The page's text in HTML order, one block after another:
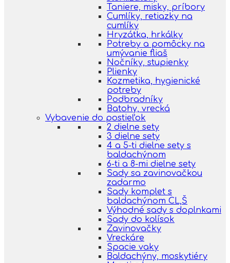
Taniere, misky, príbory
Cumlíky, retiazky na
cumlíky
Hryzátka, hrkálky
Potreby a pomôcky na
umývanie fliaš
Nočníky, stupienky
Plienky
Kozmetika, hygienické
potreby
Podbradníky
Batohy, vrecká
Vybavenie do postieľok
2 dielne sety
3 dielne sety
4 a 5-ti dielne sety s
baldachýnom
6-ti a 8-mi dielne sety
Sady sa zavinovačkou
zadarmo
Sady komplet s
baldachýnom CL,Š
Výhodné sady s doplnkami
Sady do kolísok
Zavinovačky
Vreckáre
Spacie vaky
Baldachýny, moskytiéry